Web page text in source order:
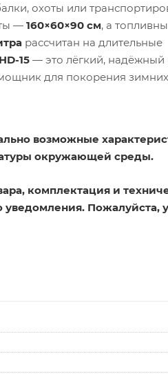
охоты или
— 160×60×90 см, а
рассчитан на длительные
15 — это лёгкий, надёжный
для покорения зимних
возможные
окружающей среды.
комплектация и
уведомления. Пожалуйста,